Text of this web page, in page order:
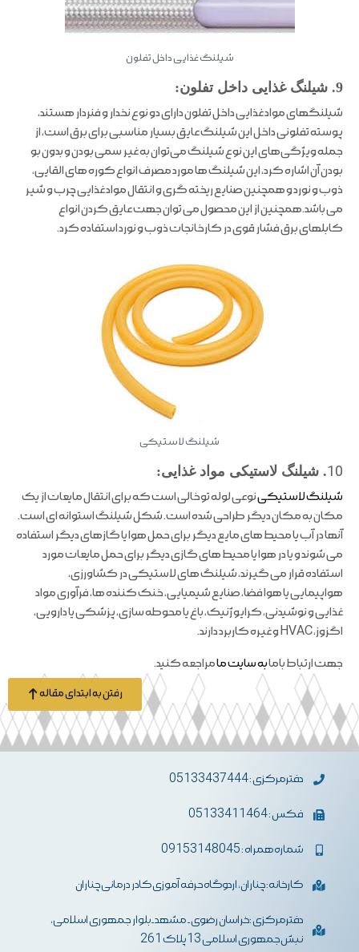
شیلنگ غذایی داخل تفلون
9. شیلنگ غذایی داخل تفلون:
شیلنگهای مواد غذایی داخل تفلون دارای دو نوع نخدار و فنردار هستند،
پوسته تفلونی داخل این شیلنگ عایق بسیار مناسبی برای برق است، از
جمله ویژگی‌های این نوع شیلنگ می‌توان به غیر سمی بودن و بدون بو
بودن آن اشاره کرد، این شیلنگ ها مورد مصرف انواع کوره های القایی،
ذوب و نورد و همچنین صنایع ریخته گری و انتقال مواد غذایی چرب و شیر
می باشد.همچنین از این محصول می توان جهت عایق کردن انواع
کابلهای برق فشار قوی در کارخانجات ذوب و نورد استفاده کرد.
شیلنگ لاستیکی
10. شیلنگ لاستیکی مواد غذایی:
شیلنگ لاستیکینوعی لوله توخالی است که برای انتقال مایعات از یک
مکان به مکان دیگر طراحی شده است. شکل شیلنگ استوانه ای است.
آنها در آب یا محیط های مایع دیگر برای حمل هوا یا گازهای دیگر استفاده
می شوند و یا در هوا یا محیط های گازی دیگر برای حمل مایعات مورد
استفاده قرار می گیرند، شیلنگ های لاستیکی در کشاورزی،
هواپیمایی یا هوا فضا، صنایع شیمیایی، خنک کننده ها، فرآوری مواد
غذایی و نوشیدنی، کرایوژنیک، باغ یا محوطه سازی، پزشکی یا دارویی،
اگزوز، HVAC و غیره کاربرد دارند.
جهت ارتباط بامابه سایت مامراجعه کنید.
رفتن به ابتدای مقاله
دفترمرکزی : 05133437444
فکس : 05133411464
شماره همراه : 09153148045
کارخانه: چناران، اردوگاه حرفه آموزی کادر درمانی چناران
دفترمرکزی :خراسان رضوی- مشهد-بلوار جمهوری اسلامی،
نبش جمهوری اسلامی 13 پلاک 261